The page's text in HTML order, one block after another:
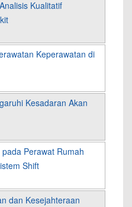
Kualitatif
Keperawatan di
Kesadaran Akan
Perawat Rumah
Shift
dan Kesejahteraan